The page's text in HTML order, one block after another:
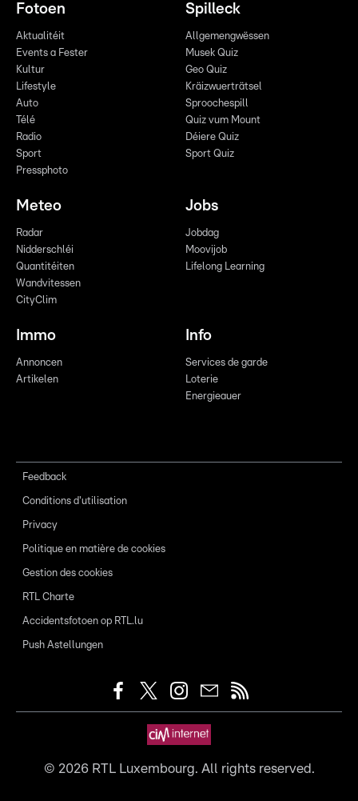
Fotoen
Aktualitéit
Events a Fester
Kultur
Lifestyle
Auto
Télé
Radio
Sport
Pressphoto
Spilleck
Allgemengwëssen
Musek Quiz
Geo Quiz
Kräizwuerträtsel
Sproochespill
Quiz vum Mount
Déiere Quiz
Sport Quiz
Meteo
Radar
Nidderschléi
Quantitéiten
Wandvitessen
CityClim
Jobs
Jobdag
Moovijob
Lifelong Learning
Immo
Annoncen
Artikelen
Info
Services de garde
Loterie
Energieauer
Feedback
Conditions d'utilisation
Privacy
Politique en matière de cookies
Gestion des cookies
RTL Charte
Accidentsfotoen op RTL.lu
Push Astellungen
© 2026RTL Luxembourg. All rights reserved.